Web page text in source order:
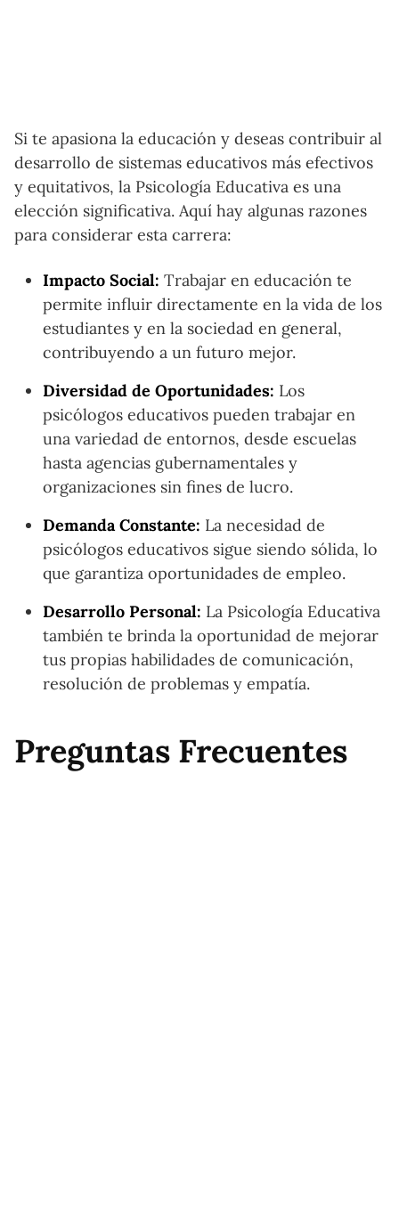
Si te apasiona la educación y deseas contribuir al
desarrollo de sistemas educativos más efectivos
y equitativos, la Psicología Educativa es una
elección significativa. Aquí hay algunas razones
para considerar esta carrera:
Impacto Social: Trabajar en educación te
permite influir directamente en la vida de los
estudiantes y en la sociedad en general,
contribuyendo a un futuro mejor.
Diversidad de Oportunidades: Los
psicólogos educativos pueden trabajar en
una variedad de entornos, desde escuelas
hasta agencias gubernamentales y
organizaciones sin fines de lucro.
Demanda Constante: La necesidad de
psicólogos educativos sigue siendo sólida, lo
que garantiza oportunidades de empleo.
Desarrollo Personal: La Psicología Educativa
también te brinda la oportunidad de mejorar
tus propias habilidades de comunicación,
resolución de problemas y empatía.
Preguntas Frecuentes